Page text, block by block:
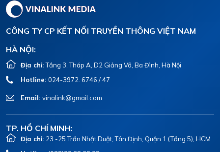
CÔNG TY CP KẾT NỐI TRUYỀN THÔNG VIỆT NAM
HÀ NỘI:
Địa chỉ:Tầng 3, Tháp A, D2 Giảng Võ, Ba Đình, Hà Nội
Hotline: 024-3972. 6746 / 47
Email: vinalink@gmail.com
TP. HỒ CHÍ MINH:
Địa chỉ: 23 -25 Trần Nhật Duật, Tân Định, Quận 1 (Tầng 5), HCM